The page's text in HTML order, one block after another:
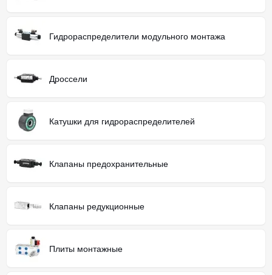
Гидрораспределители модульного монтажа
Дроссели
Катушки для гидрораспределителей
Клапаны предохранительные
Клапаны редукционные
Плиты монтажные